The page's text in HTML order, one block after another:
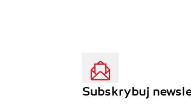
Subskrybuj